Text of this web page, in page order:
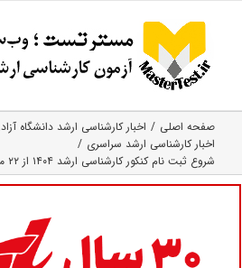
content
صفحه اصلی
اخبار کارشناسی ارشد دانشگاه آزاد
اخبار کارشناسی ارشد سراسری
شروع ثبت نام کنکور کارشناسی ارشد ۱۴۰۴ از ۲۲ مهر